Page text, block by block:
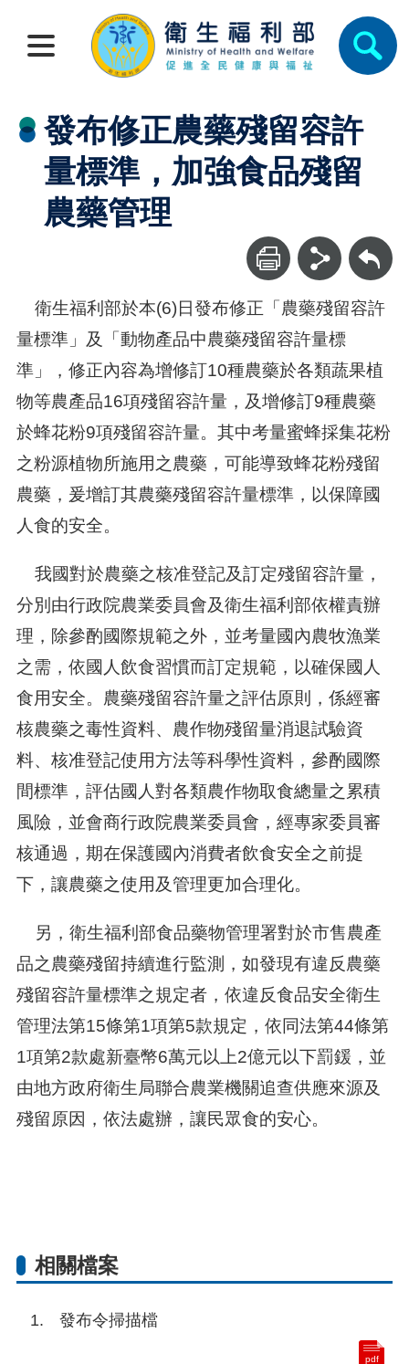
發布修正農藥殘留容許
量標準，加強食品殘留
農藥管理
回上一頁
衛生福利部於本(6)日發布修正「農藥殘留容許
量標準」及「動物產品中農藥殘留容許量標
準」，修正內容為增修訂10種農藥於各類蔬果植
物等農產品16項殘留容許量，及增修訂9種農藥
於蜂花粉9項殘留容許量。其中考量蜜蜂採集花粉
之粉源植物所施用之農藥，可能導致蜂花粉殘留
農藥，爰增訂其農藥殘留容許量標準，以保障國
人食的安全。
我國對於農藥之核准登記及訂定殘留容許量，
分別由行政院農業委員會及衛生福利部依權責辦
理，除參酌國際規範之外，並考量國內農牧漁業
之需，依國人飲食習慣而訂定規範，以確保國人
食用安全。農藥殘留容許量之評估原則，係經審
核農藥之毒性資料、農作物殘留量消退試驗資
料、核准登記使用方法等科學性資料，參酌國際
間標準，評估國人對各類農作物取食總量之累積
風險，並會商行政院農業委員會，經專家委員審
核通過，期在保護國內消費者飲食安全之前提
下，讓農藥之使用及管理更加合理化。
另，衛生福利部食品藥物管理署對於市售農產
品之農藥殘留持續進行監測，如發現有違反農藥
殘留容許量標準之規定者，依違反食品安全衛生
管理法第15條第1項第5款規定，依同法第44條第
1項第2款處新臺幣6萬元以上2億元以下罰鍰，並
由地方政府衛生局聯合農業機關追查供應來源及
殘留原因，依法處辦，讓民眾食的安心。
相關檔案
發布令掃描檔
pdf